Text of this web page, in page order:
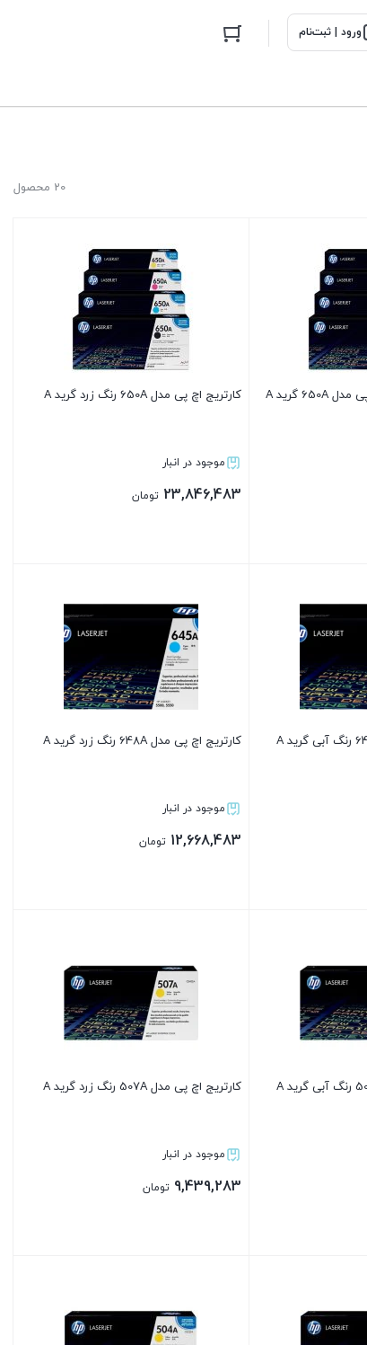
ورود | ثبت‌نام
20 محصول
کارتریج اچ پی مدل 650A رنگ زرد گرید A
موجود در انبار
23,846,483 تومان
کارتریج اچ پی مدل 648A رنگ زرد گرید A
موجود در انبار
12,668,483 تومان
کارتریج اچ پی مدل 507A رنگ زرد گرید A
موجود در انبار
9,439,283 تومان